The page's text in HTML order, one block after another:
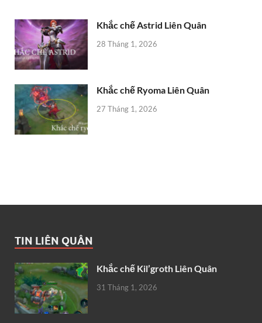
Khắc chế Astrid Liên Quân
28 Tháng 1, 2026
Khắc chế Ryoma Liên Quân
27 Tháng 1, 2026
TIN LIÊN QUÂN
Khắc chế Kil’groth Liên Quân
31 Tháng 1, 2026